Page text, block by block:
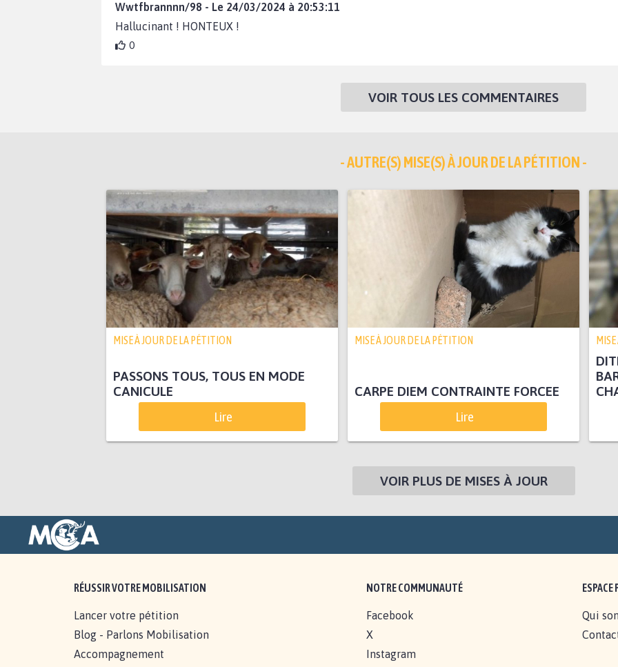
Wwtfbrannnn/98 - Le 24/03/2024 à 20:53:11
Hallucinant ! HONTEUX !
0
VOIR TOUS LES COMMENTAIRES
- AUTRE(S) MISE(S) À JOUR DE LA PÉTITION -
MISE À JOUR DE LA PÉTITION
PASSONS TOUS, TOUS EN MODE
CANICULE
Lire
MISE À JOUR DE LA PÉTITION
CARPE DIEM CONTRAINTE FORCEE
Lire
VOIR PLUS DE MISES À JOUR
RÉUSSIR VOTRE MOBILISATION
Lancer votre pétition
Blog - Parlons Mobilisation
Accompagnement
NOTRE COMMUNAUTÉ
Facebook
X
Instagram
ESPACE
Qui